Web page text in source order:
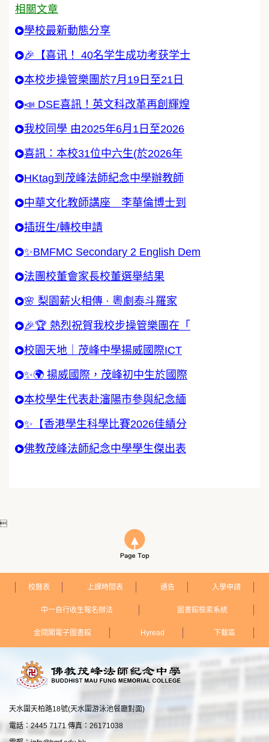
相關文章
學校最新動態分享
🎉【喜讯！ 40名学生成功考获学士
本校步操管樂團於7月19日至21日
📣 DSE喜訊！英文科改革再創輝煌
我校同學 由2025年6月1日至2026
喜訊：本校31位中六生(於2026年
HKtag到茂峰法師紀念中學辦教師
中華文化教師講座 李華倫博士到
插班生/轉校申請
✨BMFMC Secondary 2 English Dem
法團校董會家長校董選舉結果
🌸 梨園薪火相傳 · 粵劇泰斗羅家
🎉🏆 熱烈祝賀我校步操管樂團在「
校園天地｜茂峰中學揚威國際ICT
✨🌍 揚威國際，茂峰初中生於國際
本校學生代表赴瀋陽市參與紀念緬
✨【香港學生科學比賽2026佳績分
佛教茂峰法師紀念中學學生傑出表

校曆表 上課時間表 通告 入學申請
中一自行收生報名辦法 圖書館檢索系統
金閱閣電子圖書館 Hyread 下載區
天水圍天柏路18號(天水圍游泳池餐廳對面)
電話：2445 7171 傳真：26171038